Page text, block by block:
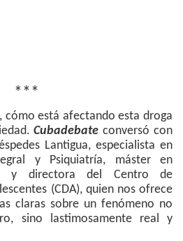
***
cómo está afectando esta droga
Cubadebate conversó con
Lantigua, especialista en
y Psiquiatría, máster en
y directora del Centro de
(CDA), quien nos ofrece
claras sobre un fenómeno no
sino lastimosamente real y